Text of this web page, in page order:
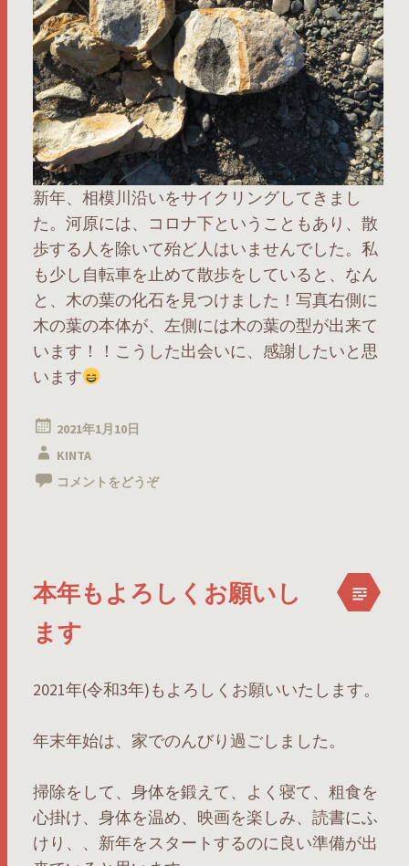
新年、相模川沿いをサイクリングしてきまし
た。河原には、コロナ下ということもあり、散
歩する人を除いて殆ど人はいませんでした。私
も少し自転車を止めて散歩をしていると、なん
と、木の葉の化石を見つけました！写真右側に
木の葉の本体が、左側には木の葉の型が出来て
います！！こうした出会いに、感謝したいと思
います
2021年1月10日
KINTA
コメントをどうぞ
本年もよろしくお願いし
ます
2021年(令和3年)もよろしくお願いいたします。
年末年始は、家でのんびり過ごしました。
掃除をして、身体を鍛えて、よく寝て、粗食を
心掛け、身体を温め、映画を楽しみ、読書にふ
けり、、新年をスタートするのに良い準備が出